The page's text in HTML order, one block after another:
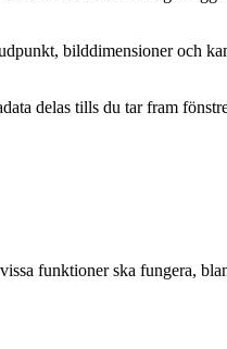
bilddimensioner och
delas tills du tar fram
funktioner ska fungera,